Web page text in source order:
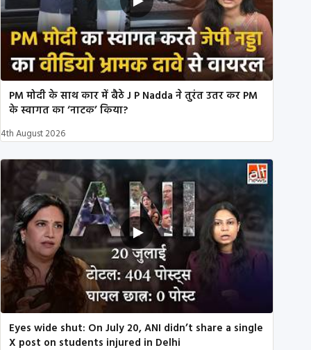
PM मोदी के साथ कार में बैठे J P Nadda ने तुरंत उतर कर PM
के स्वागत का ‘नाटक’ किया?
4th August 2026
Eyes wide shut: On July 20, ANI didn’t share a single
X post on students injured in Delhi